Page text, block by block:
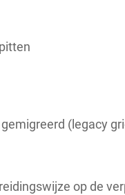
(legacy
op de